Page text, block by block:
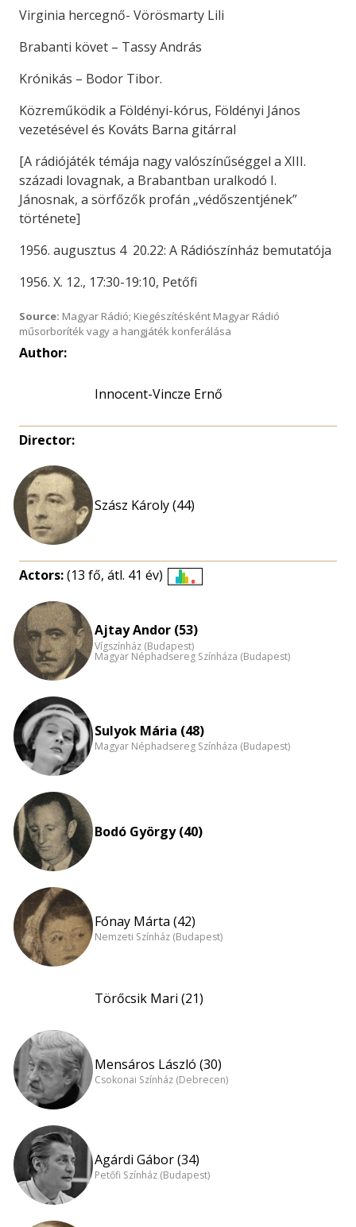
Virginia hercegnő- Vörösmarty Lili
Brabanti követ – Tassy András
Krónikás – Bodor Tibor.
Közreműködik a Földényi-kórus, Földényi János
vezetésével és Kováts Barna gitárral
[A rádiójáték témája nagy valószínűséggel a XIII.
századi lovagnak, a Brabantban uralkodó I.
Jánosnak, a sörfőzők profán „védőszentjének”
története]
1956. augusztus 4 20.22: A Rádiószínház bemutatója
1956. X. 12., 17:30-19:10, Petőfi
Source: Magyar Rádió; Kiegészítésként Magyar Rádió
műsorboríték vagy a hangjáték konferálása
Author:
Innocent-Vincze Ernő
Director:
Szász Károly (44)
Actors:(13 fő, átl. 41 év)
nagyítása
Ajtay Andor (53)
Vígszínház (Budapest)
Magyar Néphadsereg Színháza (Budapest)
Sulyok Mária (48)
Magyar Néphadsereg Színháza (Budapest)
Bodó György (40)
Fónay Márta (42)
Nemzeti Színház (Budapest)
Törőcsik Mari (21)
Mensáros László (30)
Csokonai Színház (Debrecen)
Agárdi Gábor (34)
Petőfi Színház (Budapest)